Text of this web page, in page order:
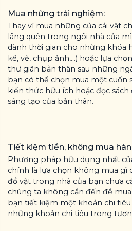
Mua những trải nghiệm:
Thay vì mua những của cải vật
lãng quên trong ngôi nhà của
dành thời gian cho những khóa
kế, vẽ, chụp ảnh,…) hoặc lựa
thư giãn bản thân sau những
bạn có thể chọn mua một cuốn
kiến thức hữu ích hoặc đọc
sáng tạo của bản thân.
Tiết kiệm tiền, không mua
Phương pháp hữu dụng nhất
chính là lựa chọn không mua gì
đồ vật trong nhà của bạn chưa
chúng ta không cần đến để
bạn tiết kiệm một khoản chi
những khoản chi tiêu trong